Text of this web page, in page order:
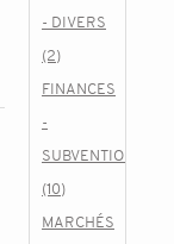
- DIVERS
(2)
FINANCES
-
SUBVENTIONS
(10)
MARCHÉS